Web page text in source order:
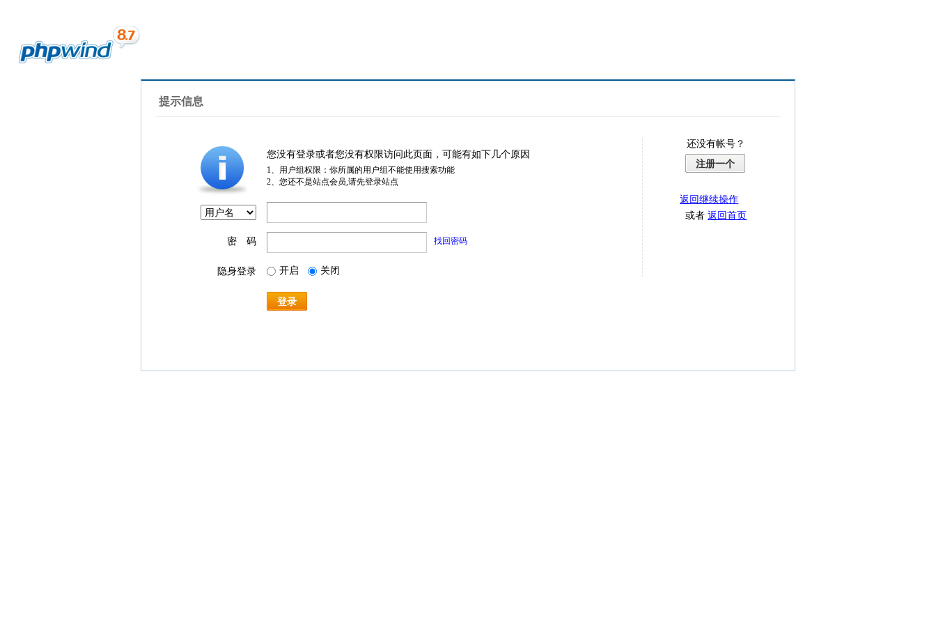
提示信息
您没有登录或者您没有权限访问此页面，可能有如下几个原因
1、用户组权限：你所属的用户组不能使用搜索功能
2、您还不是站点会员,请先登录站点
密 码 找回密码
隐身登录 开启 关闭
登录
还没有帐号？
注册一个
返回继续操作
或者返回首页